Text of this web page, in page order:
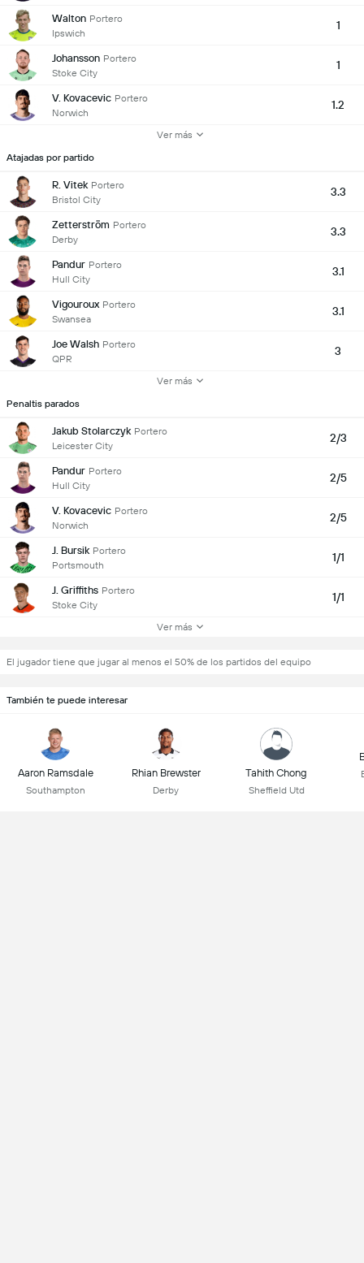
Walton Portero
Ipswich
1
Johansson Portero
Stoke City
1
V. Kovacevic Portero
Norwich
1.2
Ver más
Atajadas por partido
R. Vitek Portero
Bristol City
3.3
Zetterström Portero
Derby
3.3
Pandur Portero
Hull City
3.1
Vigouroux Portero
Swansea
3.1
Joe Walsh Portero
QPR
3
Ver más
Penaltis parados
Jakub Stolarczyk Portero
Leicester City
2/3
Pandur Portero
Hull City
2/5
V. Kovacevic Portero
Norwich
2/5
J. Bursik Portero
Portsmouth
1/1
J. Griffiths Portero
Stoke City
1/1
Ver más
El jugador tiene que jugar al menos el 50% de los partidos del equipo
También te puede interesar
Aaron Ramsdale
Southampton
Rhian Brewster
Derby
Tahith Chong
Sheffield Utd